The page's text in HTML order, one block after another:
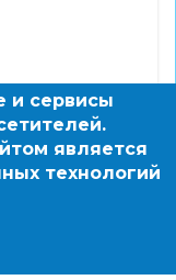
и сервисы
является
технологий